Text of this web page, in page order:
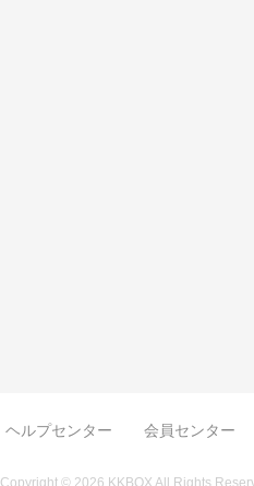
ヘルプセンター 会員センター
Copyright © 2026 KKBOX All Rights